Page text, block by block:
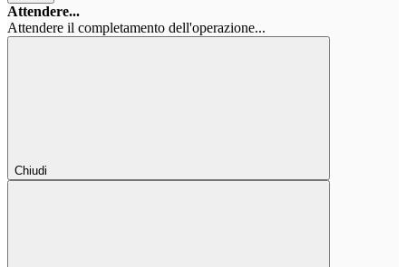
Attendere...
Attendere il completamento dell'operazione...
Chiudi